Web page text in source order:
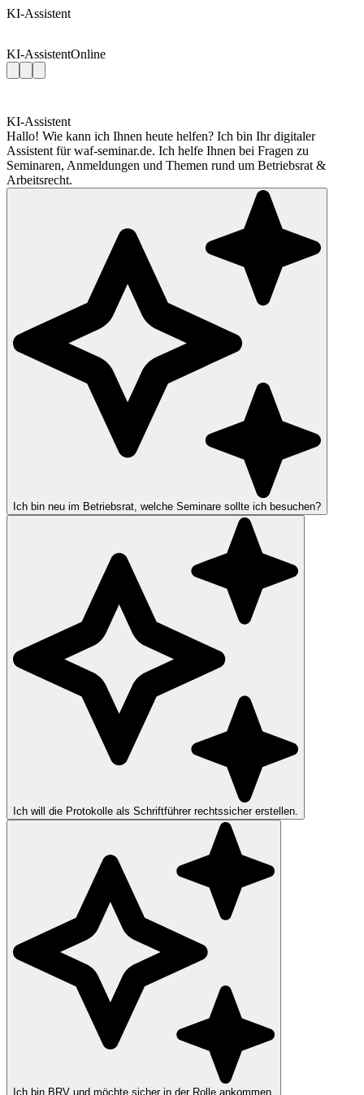
KI-Assistent
KI-AssistentOnline
KI-Assistent
Hallo! Wie kann ich Ihnen heute helfen? Ich bin Ihr digitaler
Assistent für waf-seminar.de. Ich helfe Ihnen bei Fragen zu
Seminaren, Anmeldungen und Themen rund um Betriebsrat &
Arbeitsrecht.
Ich bin neu im Betriebsrat, welche Seminare sollte ich besuchen?
Ich will die Protokolle als Schriftführer rechtssicher erstellen.
Ich bin BRV und möchte sicher in der Rolle ankommen.